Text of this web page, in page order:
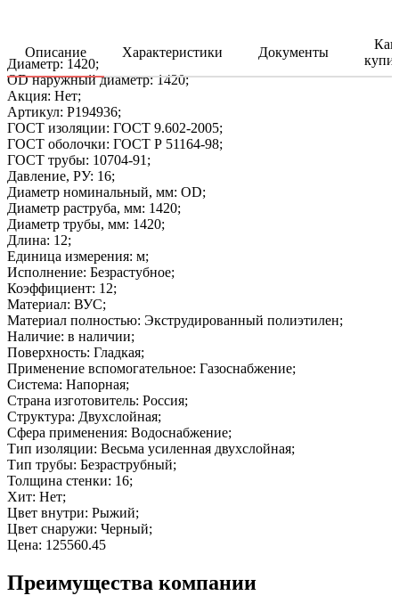
Описание Характеристики Документы
Как
Диаметр: 1420;
OD наружный диаметр: 1420;
Акция: Нет;
Артикул: P194936;
ГОСТ изоляции: ГОСТ 9.602-2005;
ГОСТ оболочки: ГОСТ Р 51164-98;
ГОСТ трубы: 10704-91;
Давление, РУ: 16;
Диаметр номинальный, мм: OD;
Диаметр раструба, мм: 1420;
Диаметр трубы, мм: 1420;
Длина: 12;
Единица измерения: м;
Исполнение: Безрастубное;
Коэффициент: 12;
Материал: ВУС;
Материал полностью: Экструдированный полиэтилен;
Наличие: в наличии;
Поверхность: Гладкая;
Применение вспомогательное: Газоснабжение;
Система: Напорная;
Страна изготовитель: Россия;
Структура: Двухслойная;
Сфера применения: Водоснабжение;
Тип изоляции: Весьма усиленная двухслойная;
Тип трубы: Безраструбный;
Толщина стенки: 16;
Хит: Нет;
Цвет внутри: Рыжий;
Цвет снаружи: Черный;
Цена: 125560.45
Преимущества компании